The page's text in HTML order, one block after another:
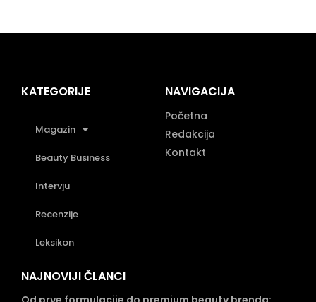
KATEGORIJE
Magazin
Beauty Business
Intervju
Recenzije
Leksikon
NAVIGACIJA
Početna
Redakcija
Kontakt
NAJNOVIJI ČLANCI